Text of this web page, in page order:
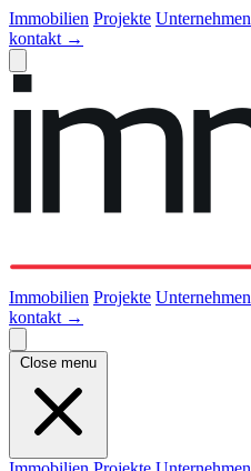
Immobilien Projekte Unternehmen
kontakt →
Immobilien Projekte Unternehmen
kontakt →
Close menu